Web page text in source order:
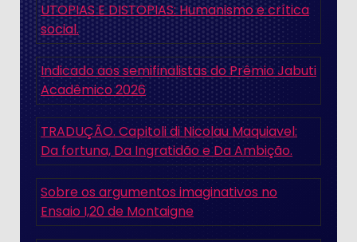
UTOPIAS E DISTOPIAS: Humanismo e crítica
social.
Indicado aos semifinalistas do Prêmio Jabuti
Acadêmico 2026
TRADUÇÃO. Capitoli di Nicolau Maquiavel:
Da fortuna, Da Ingratidão e Da Ambição.
Sobre os argumentos imaginativos no
Ensaio I,20 de Montaigne